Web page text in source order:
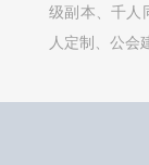
级副本、千人
人定制、公会